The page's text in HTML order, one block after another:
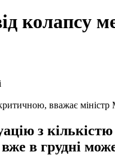
колапсу
вважає
з
в грудні